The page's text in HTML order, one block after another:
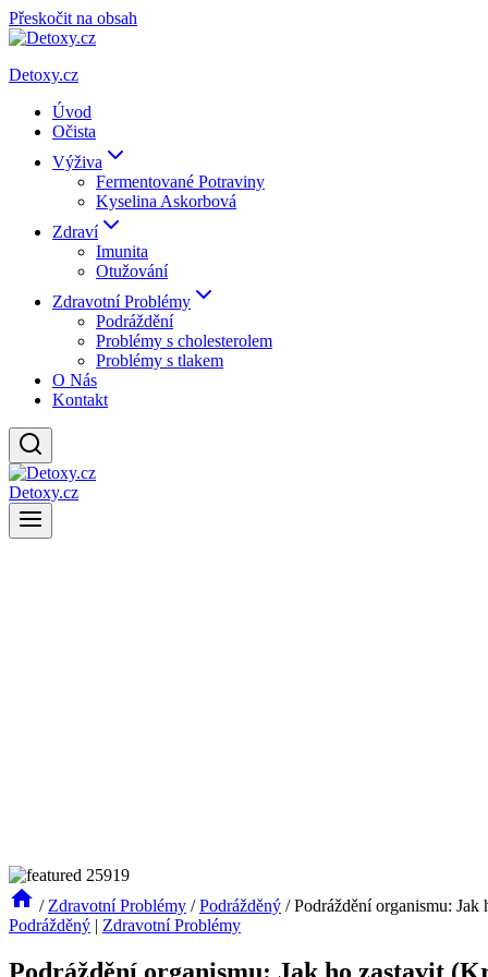
Přeskočit na obsah
Detoxy.cz
Úvod
Očista
Výživa
Fermentované Potraviny
Kyselina Askorbová
Zdraví
Imunita
Otužování
Zdravotní Problémy
Podráždění
Problémy s cholesterolem
Problémy s tlakem
O Nás
Kontakt
Detoxy.cz
/ Zdravotní Problémy / Podrážděný / Podráždění organismu:
Podrážděný | Zdravotní Problémy